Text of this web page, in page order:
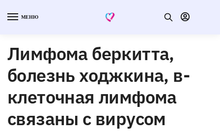
МЕНЮ
Лимфома беркитта,
болезнь ходжкина, в-
клеточная лимфома
связаны с вирусом